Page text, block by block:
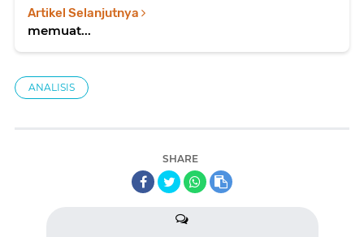
Artikel Selanjutnya
memuat...
ANALISIS
SHARE